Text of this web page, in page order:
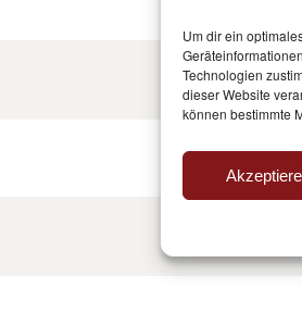
Um dir ein
Technologien
dieser Website
können bestimmte